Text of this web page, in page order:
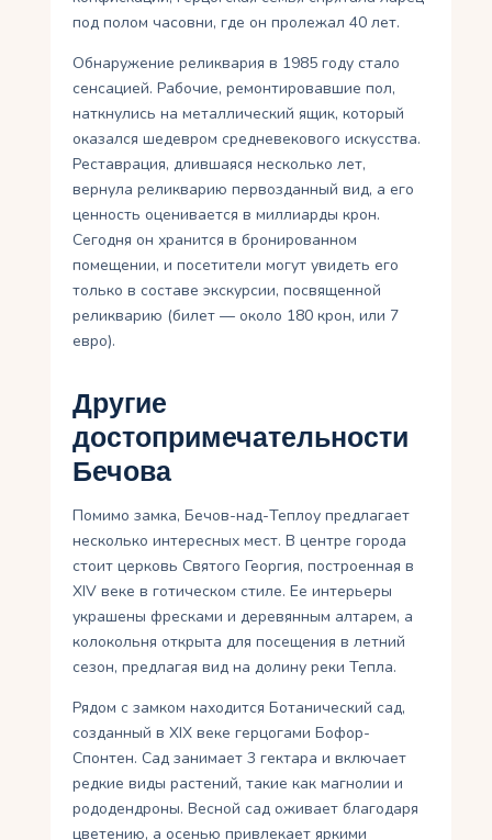
под полом часовни, где он пролежал 40 лет.
Обнаружение реликвария в 1985 году стало
сенсацией. Рабочие, ремонтировавшие пол,
наткнулись на металлический ящик, который
оказался шедевром средневекового искусства.
Реставрация, длившаяся несколько лет,
вернула реликварию первозданный вид, а его
ценность оценивается в миллиарды крон.
Сегодня он хранится в бронированном
помещении, и посетители могут увидеть его
только в составе экскурсии, посвященной
реликварию (билет — около 180 крон, или 7
евро).
Другие
достопримечательности
Бечова
Помимо замка, Бечов-над-Теплоу предлагает
несколько интересных мест. В центре города
стоит церковь Святого Георгия, построенная в
XIV веке в готическом стиле. Ее интерьеры
украшены фресками и деревянным алтарем, а
колокольня открыта для посещения в летний
сезон, предлагая вид на долину реки Тепла.
Рядом с замком находится Ботанический сад,
созданный в XIX веке герцогами Бофор-
Спонтен. Сад занимает 3 гектара и включает
редкие виды растений, такие как магнолии и
рододендроны. Весной сад оживает благодаря
цветению, а осенью привлекает яркими